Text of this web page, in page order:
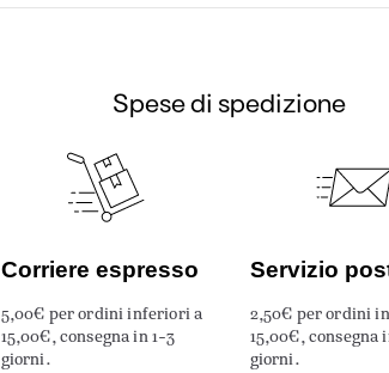
Spese di spedizione
Corriere espresso
5,00€ per ordini inferiori a
15,00€, consegna in 1-3
giorni.
Servizio
2,50€ per ordini
15,00€, consegna
giorni.